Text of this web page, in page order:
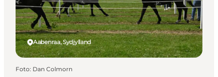
Aabenraa, Sydjylland
Foto: Dan Colmorn